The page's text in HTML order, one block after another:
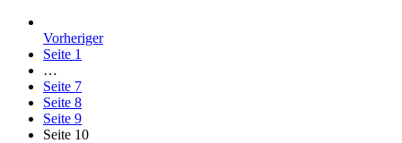
Vorheriger
Seite 1
…
Seite 7
Seite 8
Seite 9
Seite 10